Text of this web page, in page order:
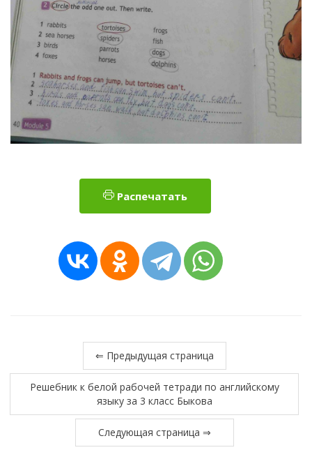
Распечатать
⇐ Предыдущая страница
Решебник к белой рабочей тетради по английскому
языку за 3 класс Быкова
Следующая страница ⇒